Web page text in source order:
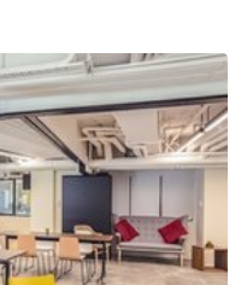
Office Shop Share